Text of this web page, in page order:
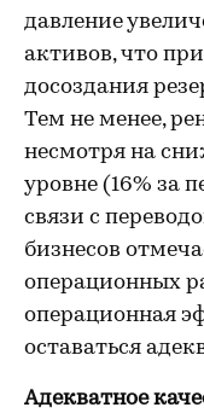
давление
активов, что
досоздания
Тем не менее,
несмотря на
уровне (16% за
связи с
бизнесов
операционных
операционная
оставаться
Адекватное